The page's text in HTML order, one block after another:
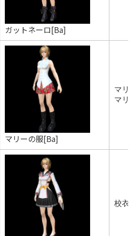
ガットネーロ[Ba]
マリーの服[Ba]
マリ
マリ
校衣